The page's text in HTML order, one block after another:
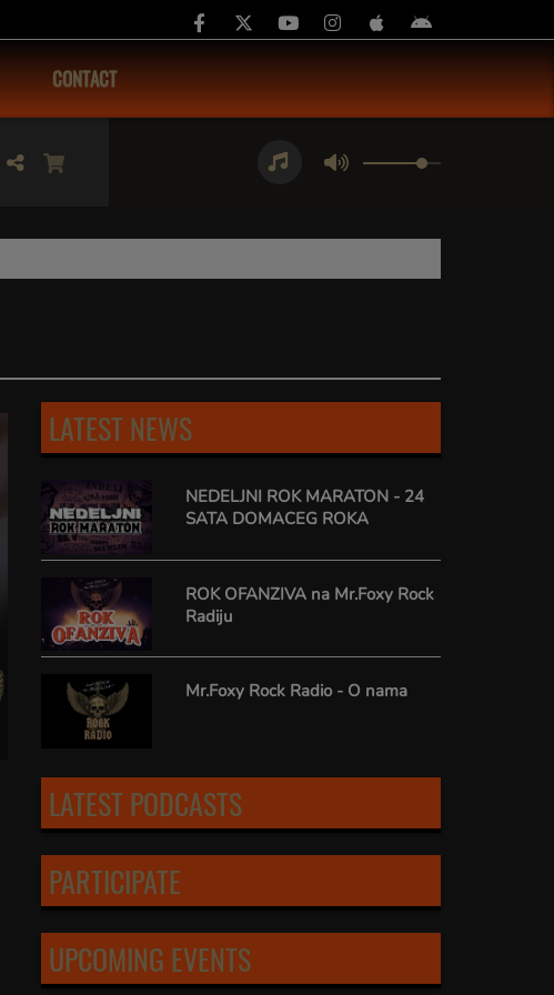
CONTACT
LATEST NEWS
NEDELJNI ROK MARATON - 24
SATA DOMACEG ROKA
ROK OFANZIVA na Mr.Foxy Rock
Radiju
Mr.Foxy Rock Radio - O nama
LATEST PODCASTS
PARTICIPATE
UPCOMING EVENTS